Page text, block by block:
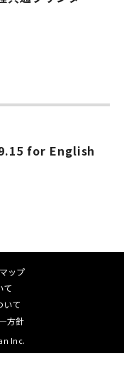
for English
ップ
て
いて
方針
Inc.